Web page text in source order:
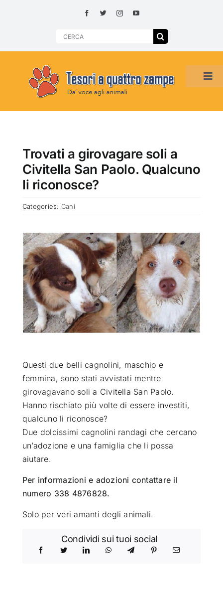
Search
HOME
SMARRITI O DA ADOTTARE
ADOTTATI O RITROVATI
ATTUALITÀ
VIDEO
CHI SIAMO
SEMPRE CON ME
Trovati a girovagare soli a
Civitella San Paolo. Qualcuno
li riconosce?
Categories: Cani
Questi due belli cagnolini, maschio e
femmina, sono stati avvistati mentre
girovagavano soli a Civitella San Paolo.
Hanno rischiato più volte di essere investiti,
qualcuno li riconosce?
Due dolcissimi cagnolini randagi che cercano
un’adozione e una famiglia che li possa
aiutare.
Per informazioni e adozioni contattare il
numero 338 4876828.
Solo per veri amanti degli animali.
Condividi sui tuoi social